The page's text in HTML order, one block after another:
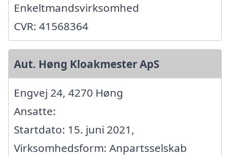
Enkeltmandsvirksomhed
CVR: 41568364
Aut. Høng Kloakmester ApS
Engvej 24, 4270 Høng
Ansatte:
Startdato: 15. juni 2021,
Virksomhedsform: Anpartsselskab